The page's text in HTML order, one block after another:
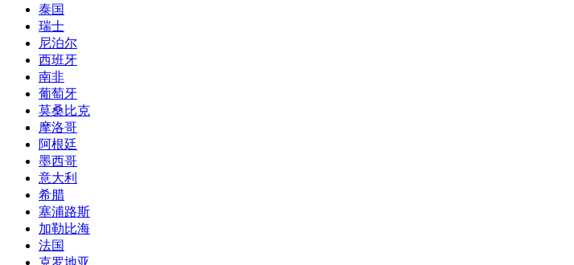
泰国
瑞士
尼泊尔
西班牙
南非
葡萄牙
莫桑比克
摩洛哥
阿根廷
墨西哥
意大利
希腊
塞浦路斯
加勒比海
法国
克罗地亚